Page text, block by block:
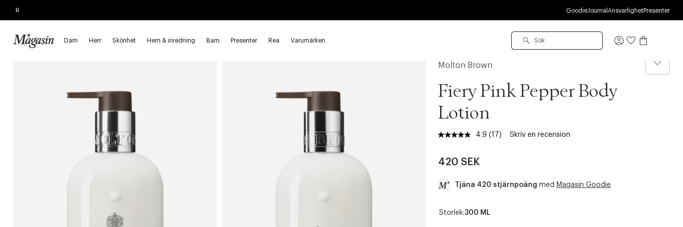
Pause GoodieJournal AnsvarlighetPresenter
Dam Herr Skönhet Hem & inredning Barn Presenter Rea Varumärken
Logga
KÖP 2, SPARA 20%
Startsida Skönhet Hudvård Kroppsvård Krämer, lotion och oljor Bodylotion
Molton Brown
Fiery Pink Pepper Body
Lotion
4.9 Läs
sida.
(17) Skriv en recension
420 SEK
Tjäna 420 stjärnpoäng med Magasin Goodie
a
Storlek:300 ML